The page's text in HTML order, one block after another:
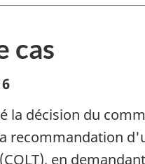
cas
la décision du
recommandation
COLT), en